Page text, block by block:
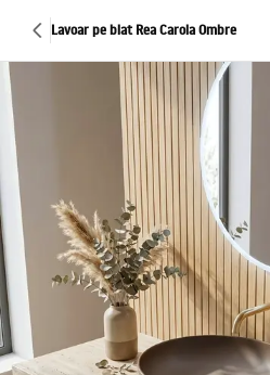
Lavoar pe blat Rea Carola Ombre